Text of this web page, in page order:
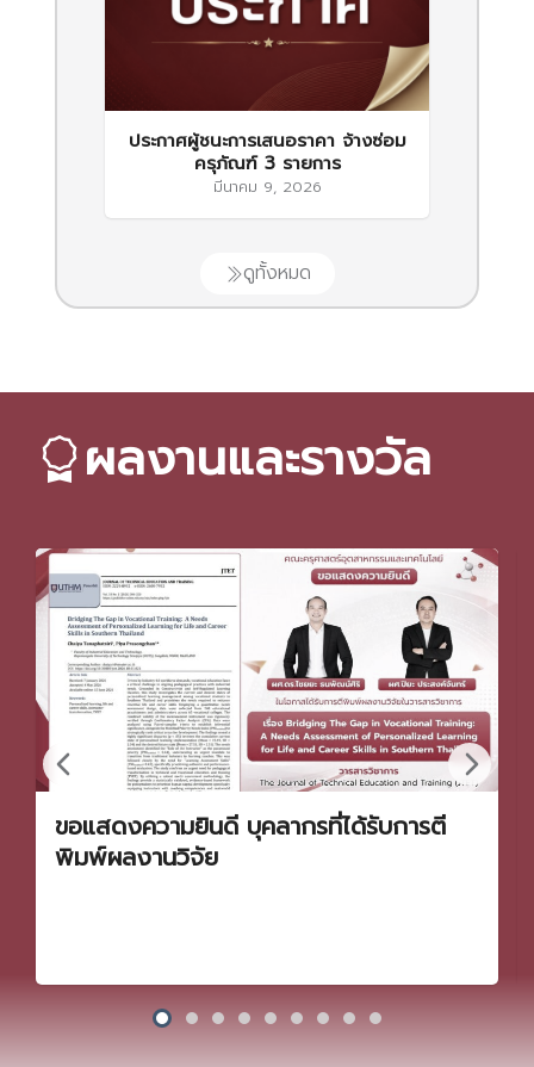
ประกาศผู้ชนะการเสนอราคา จ้างซ่อม
ครุภัณฑ์ 3 รายการ
มีนาคม 9, 2026
ดูทั้งหมด
ผลงานและรางวัล
ขอแสดงความยินดี บุคลากรที่ได้รับการตี
พิมพ์ผลงานวิจัย